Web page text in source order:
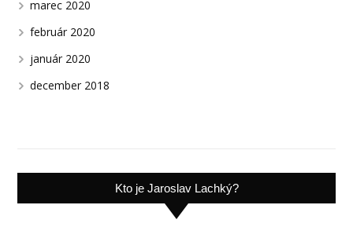
marec 2020
február 2020
január 2020
december 2018
Kto je Jaroslav Lachký?